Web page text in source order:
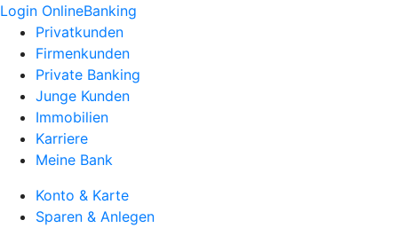
Login OnlineBanking
Privatkunden
Firmenkunden
Private Banking
Junge Kunden
Immobilien
Karriere
Meine Bank
Konto & Karte
Sparen & Anlegen